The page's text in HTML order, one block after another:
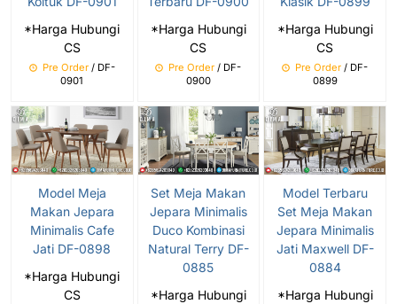
*Harga Hubungi
CS
Pre Order/ DF-
0901
*Harga Hubungi
CS
Pre Order / DF-
0900
*Harga Hubungi
CS
Pre Order / DF-
0899
Model Meja
Makan Jepara
Minimalis Cafe
Jati DF-0898
*Harga Hubungi
CS
Set Meja Makan
Jepara Minimalis
Duco Kombinasi
Natural Terry DF-
0885
*Harga Hubungi
Model Terbaru
Set Meja Makan
Jepara Minimalis
Jati Maxwell DF-
0884
*Harga Hubungi